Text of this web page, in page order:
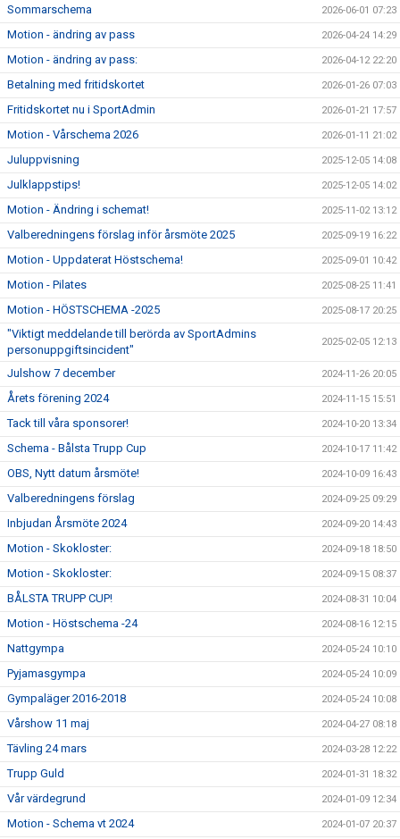
Sommarschema 2026-06-01 07:23
Motion - ändring av pass 2026-04-24 14:29
Motion - ändring av pass: 2026-04-12 22:20
Betalning med fritidskortet 2026-01-26 07:03
Fritidskortet nu i SportAdmin 2026-01-21 17:57
Motion - Vårschema 2026 2026-01-11 21:02
Juluppvisning 2025-12-05 14:08
Julklappstips! 2025-12-05 14:02
Motion - Ändring i schemat! 2025-11-02 13:12
Valberedningens förslag inför årsmöte 2025 2025-09-19 16:22
Motion - Uppdaterat Höstschema! 2025-09-01 10:42
Motion - Pilates 2025-08-25 11:41
Motion - HÖSTSCHEMA -2025 2025-08-17 20:25
"Viktigt meddelande till berörda av SportAdmins
personuppgiftsincident"
2025-02-05 12:13
Julshow 7 december 2024-11-26 20:05
Årets förening 2024 2024-11-15 15:51
Tack till våra sponsorer! 2024-10-20 13:34
Schema - Bålsta Trupp Cup 2024-10-17 11:42
OBS, Nytt datum årsmöte! 2024-10-09 16:43
Valberedningens förslag 2024-09-25 09:29
Inbjudan Årsmöte 2024 2024-09-20 14:43
Motion - Skokloster: 2024-09-18 18:50
Motion - Skokloster: 2024-09-15 08:37
BÅLSTA TRUPP CUP! 2024-08-31 10:04
Motion - Höstschema -24 2024-08-16 12:15
Nattgympa 2024-05-24 10:10
Pyjamasgympa 2024-05-24 10:09
Gympaläger 2016-2018 2024-05-24 10:08
Vårshow 11 maj 2024-04-27 08:18
Tävling 24 mars 2024-03-28 12:22
Trupp Guld 2024-01-31 18:32
Vår värdegrund 2024-01-09 12:34
Motion - Schema vt 2024 2024-01-07 20:37